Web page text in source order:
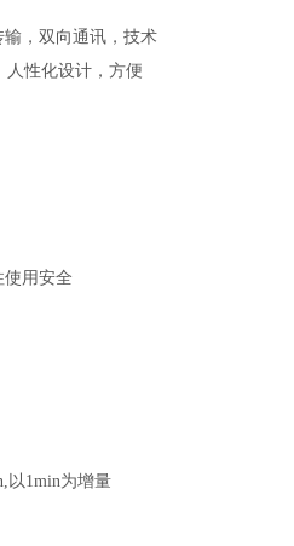
，双向通讯，技术
人性化设计，方便
使用安全
以1min为增量